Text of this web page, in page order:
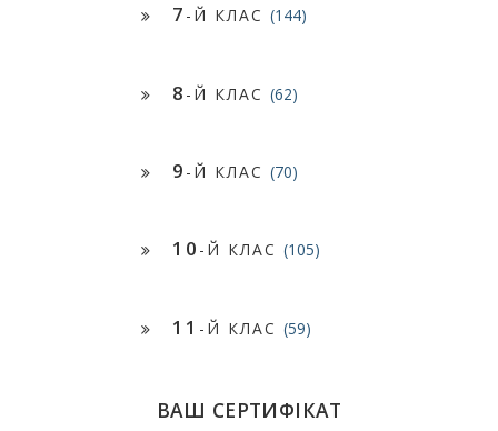
7 -Й КЛАС (144)
8 -Й КЛАС (62)
9 -Й КЛАС (70)
10 -Й КЛАС (105)
11 -Й КЛАС (59)
ВАШ СЕРТИФІКАТ